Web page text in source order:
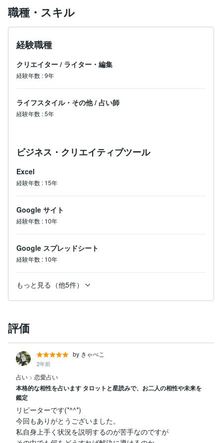
職種・スキル
経験職種
クリエイター / ライター・編集
経験年数 :9年
ライフスタイル・その他 / 占い師
経験年数 :5年
ビジネス・クリエイティブツール
Excel
経験年数 : 15年
Google サイト
経験年数 : 10年
Google スプレッドシート
経験年数 : 10年
もっと見る（他5件）
評価
by きゃべこ
2年前
占い > 恋愛占い
本格的な相性を占います タロットと星読みで、お二人の相性や未来を
鑑定
リピーターです(*^^*)
今回もありがとうございました。
私自身上手く状況を説明するのが苦手なのですが